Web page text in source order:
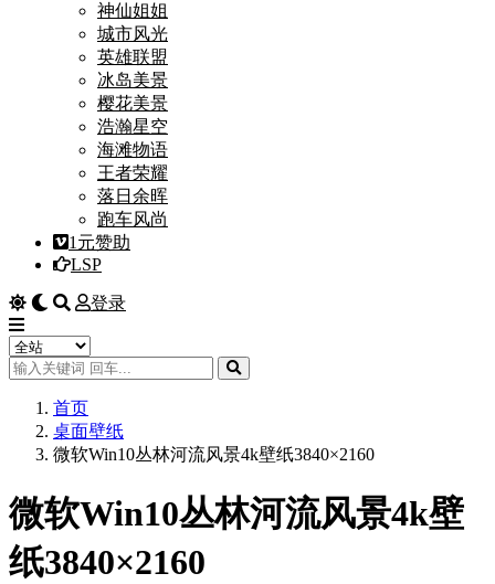
神仙姐姐
城市风光
英雄联盟
冰岛美景
樱花美景
浩瀚星空
海滩物语
王者荣耀
落日余晖
跑车风尚
1元赞助
LSP
登录
首页
桌面壁纸
微软Win10丛林河流风景4k壁纸3840×2160
微软Win10丛林河流风景4k壁
纸3840×2160